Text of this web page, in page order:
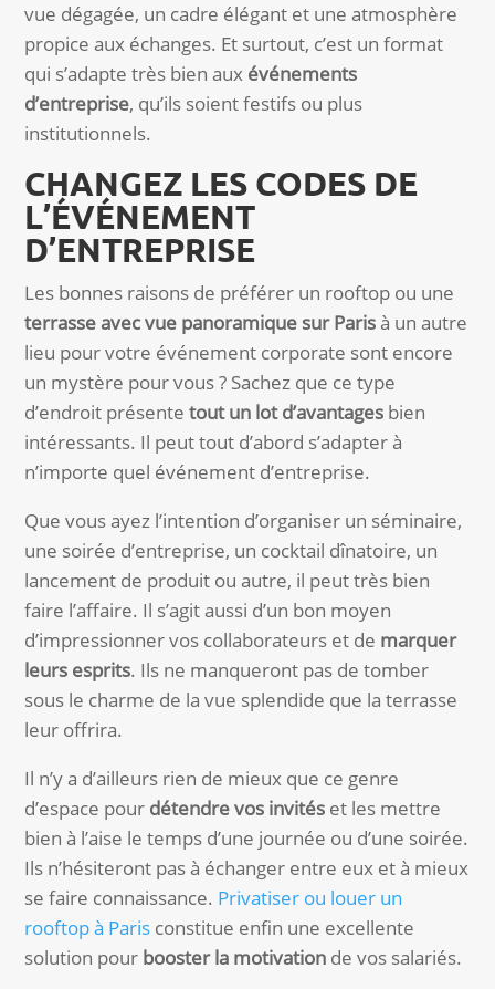
vue dégagée, un cadre élégant et une atmosphère
propice aux échanges. Et surtout, c’est un format
qui s’adapte très bien aux événements
d’entreprise, qu’ils soient festifs ou plus
institutionnels.
CHANGEZ LES CODES DE
L’ÉVÉNEMENT
D’ENTREPRISE
Les bonnes raisons de préférer un rooftop ou une
terrasse avec vue panoramique sur Parisà un autre
lieu pour votre événement corporate sont encore
un mystère pour vous ? Sachez que ce type
d’endroit présentetout un lot d’avantages bien
intéressants. Il peut tout d’abord s’adapter à
n’importe quel événement d’entreprise.
Que vous ayez l’intention d’organiser un séminaire,
une soirée d’entreprise, un cocktail dînatoire, un
lancement de produit ou autre, il peut très bien
faire l’affaire. Il s’agit aussi d’un bon moyen
d’impressionner vos collaborateurs et de marquer
leurs esprits. Ils ne manqueront pas de tomber
sous le charme de la vue splendide que la terrasse
leur offrira.
Il n’y a d’ailleurs rien de mieux que ce genre
d’espace pour détendre vos invités et les mettre
bien à l’aise le temps d’une journée ou d’une soirée.
Ils n’hésiteront pas à échanger entre eux et à mieux
se faire connaissance. Privatiser ou louer un
rooftop à Paris constitue enfin une excellente
solution pour booster la motivation de vos salariés.